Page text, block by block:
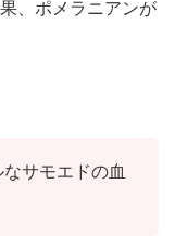
、ポメラニアンが
サモエドの血